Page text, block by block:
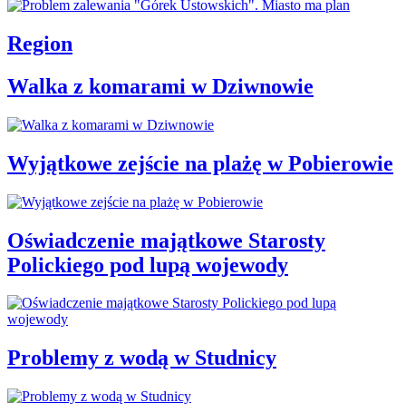
Region
Walka z komarami w Dziwnowie
Wyjątkowe zejście na plażę w Pobierowie
Oświadczenie majątkowe Starosty
Polickiego pod lupą wojewody
Problemy z wodą w Studnicy